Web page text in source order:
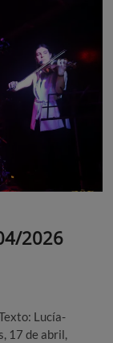
2026
Lucía-
17 de abril,